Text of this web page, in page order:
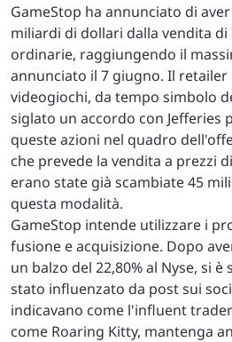
GameStop ha annunciato di
miliardi di dollari dalla vendita
ordinarie, raggiungendo il
annunciato il 7 giugno. Il retailer
videogiochi, da tempo simbolo
siglato un accordo con Jefferies
queste azioni nel quadro
che prevede la vendita a prezzi
erano state già scambiate 45
questa modalità.
GameStop intende utilizzare i
fusione e acquisizione. Dopo
un balzo del 22,80% al Nyse, si
stato influenzato da post sui
indicavano come l'influent
come Roaring Kitty, mantenga